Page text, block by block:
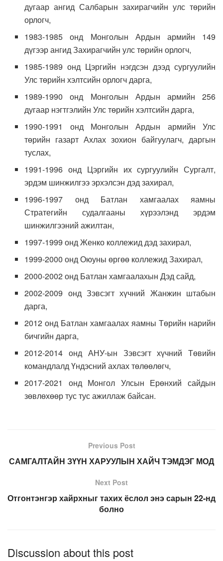
дугаар ангид Салбарын захирагчийн улс төрийн
орлогч,
1983-1985 онд Монголын Ардын армийн 149
дүгээр ангид Захирагчийн улс төрийн орлогч,
1985-1989 онд Цэргийн нэгдсэн дээд сургуулийн
Улс төрийн хэлтсийн орлогч дарга,
1989-1990 онд Монголын Ардын армийн 256
дугаар нэгтгэлийн Улс төрийн хэлтсийн дарга,
1990-1991 онд Монголын Ардын армийн Улс
төрийн газарт Ахлах зохион байгуулагч, даргын
туслах,
1991-1996 онд Цэргийн их сургуулийн Сургалт,
эрдэм шинжилгээ эрхэлсэн дэд захирал,
1996-1997 онд Батлан хамгаалах яамны
Стратегийн судалгааны хүрээлэнд эрдэм
шинжилгээний ажилтан,
1997-1999 онд Женко коллежид дэд захирал,
1999-2000 онд Оюуны өргөө коллежид Захирал,
2000-2002 онд Батлан хамгаалахын Дэд сайд,
2002-2009 онд Зэвсэгт хүчний Жанжин штабын
дарга,
2012 онд Батлан хамгаалах яамны Төрийн нарийн
бичгийн дарга,
2012-2014 онд АНУ-ын Зэвсэгт хүчний Төвийн
командлалд Үндэсний ахлах төлөөлөгч,
2017-2021 онд Монгол Улсын Ерөнхий сайдын
зөвлөхөөр тус тус ажиллаж байсан.
Previous Post
САМГАЛТАЙН ЗҮҮН ХАРУУЛЫН ХАЙЧ ТЭМДЭГ МОД
Next Post
Отгонтэнгэр хайрхныг тахих ёслол энэ сарын 22-нд
болно
Discussion about this post